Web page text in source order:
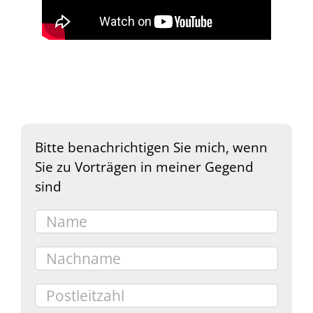
Bitte benachrichtigen Sie mich, wenn
Sie zu Vorträgen in meiner Gegend
sind